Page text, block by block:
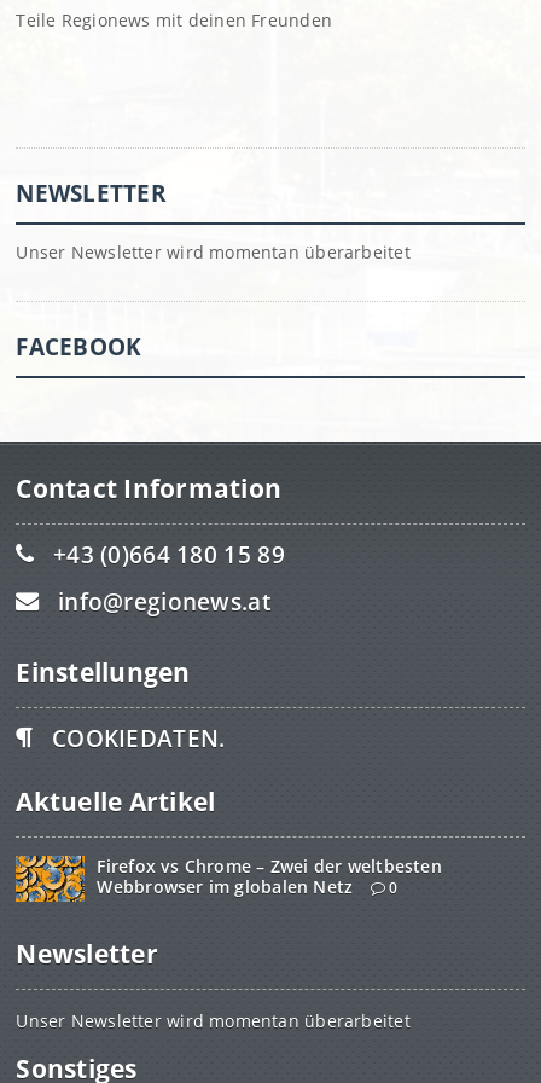
Teile Regionews mit deinen Freunden
NEWSLETTER
Unser Newsletter wird momentan überarbeitet
FACEBOOK
Contact Information
+43 (0)664 180 15 89
info@regionews.at
Einstellungen
COOKIEDATEN.
Aktuelle Artikel
Firefox vs Chrome – Zwei der weltbesten
Webbrowser im globalen Netz
0
Newsletter
Unser Newsletter wird momentan überarbeitet
Sonstiges